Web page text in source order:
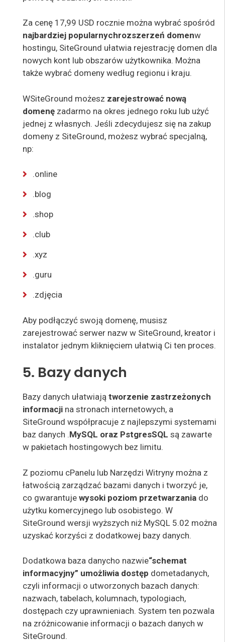
Za cenę 17,99 USD rocznie można wybrać spośród
najbardziej popularnychrozszerzeń domenw
hostingu, SiteGround ułatwia rejestrację domen dla
nowych kont lub obszarów użytkownika. Można
także wybrać domeny według regionu i kraju.
WSiteGround możesz zarejestrować nową
domenę zadarmo na okres jednego roku lub użyć
jednej z własnych. Jeśli zdecydujesz się na zakup
domeny z SiteGround, możesz wybrać specjalną,
np:
.online
.blog
.shop
.club
.xyz
.guru
.zdjęcia
Aby podłączyć swoją domenę, musisz
zarejestrować serwer nazw w SiteGround, kreator i
instalator jednym kliknięciem ułatwią Ci ten proces.
5. Bazy danych
Bazy danych ułatwiają tworzenie zastrzeżonych
informacji na stronach internetowych, a
SiteGround współpracuje z najlepszymi systemami
baz danych .MySQL oraz PstgresSQL są zawarte
w pakietach hostingowych bez limitu.
Z poziomu cPanelu lub Narzędzi Witryny można z
łatwością zarządzać bazami danych i tworzyć je,
co gwarantuje wysoki poziom przetwarzania do
użytku komercyjnego lub osobistego. W
SiteGround wersji wyższych niż MySQL 5.02 można
uzyskać korzyści z dodatkowej bazy danych.
Dodatkowa baza danycho nazwie“schemat
informacyjny” umożliwia dostęp dometadanych,
czyli informacji o utworzonych bazach danych:
nazwach, tabelach, kolumnach, typologiach,
dostępach czy uprawnieniach. System ten pozwala
na zróżnicowanie informacji o bazach danych w
SiteGround.